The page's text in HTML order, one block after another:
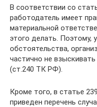
В соответствии со
работодатель имеет
материальной
этого делать. Поэтому,
обстоятельства,
частично не
(ст.240 ТК РФ).
Кроме того, в статье
приведен перечень